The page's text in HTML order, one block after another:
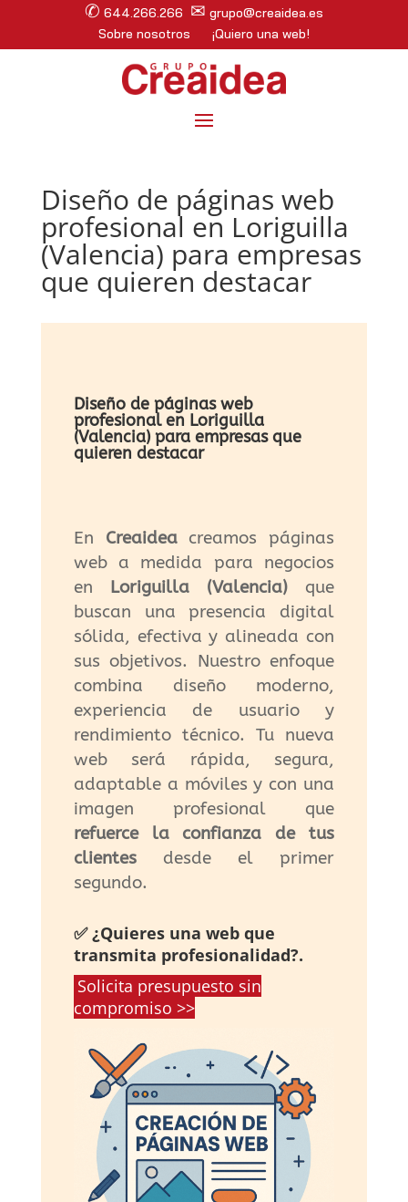
✆ 644.266.266 ✉ grupo@creaidea.es
Sobre nosotros
¡Quiero una web!
Diseño de páginas web
profesional en Loriguilla
(Valencia) para empresas
que quieren destacar
Diseño de páginas web
profesional en Loriguilla
(Valencia) para empresas que
quieren destacar
En Creaideacreamos páginas
web a medida para negocios
en Loriguilla (Valencia) que
buscan una presencia digital
sólida, efectiva y alineada con
sus objetivos. Nuestro enfoque
combina diseño moderno,
experiencia de usuario y
rendimiento técnico. Tu nueva
web será rápida, segura,
adaptable a móviles y con una
imagen profesional que
refuerce la confianza de tus
clientesdesde el primer
segundo.
✅ ¿Quieres una web que
transmita profesionalidad?.
Solicita presupuesto sin
compromiso >>